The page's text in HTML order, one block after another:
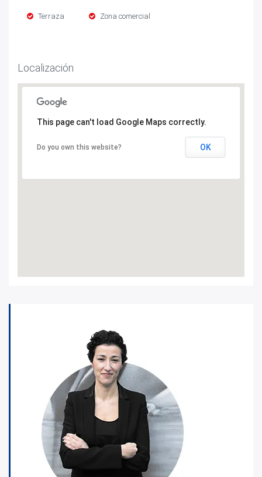
Terraza Zona comercial
Localización
This page can't load Google Maps correctly.
Do you own this website? OK